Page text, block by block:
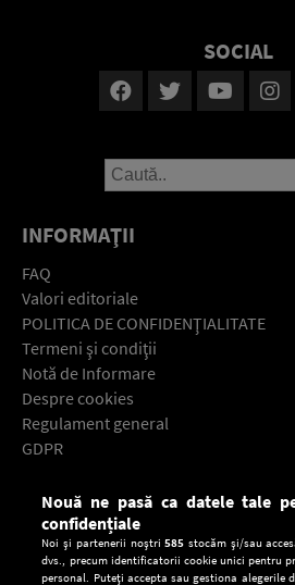
SOCIAL
INFORMAŢII
FAQ
Valori editoriale
POLITICA DE CONFIDENŢIALITATE
Termeni şi condiţii
Notă de Informare
Despre cookies
Regulament general
GDPR
Descarcă gratuit aplicaţia Europa
Nouă ne pasă ca datele tale
confidențiale
Noi și partenerii noștri585 stocăm și/sau
dvs., precum identificatorii cookie unici pentru
personal. Puteți accepta sau gestiona alegerile